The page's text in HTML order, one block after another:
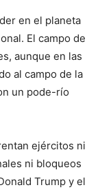
en el planeta
El campo de
aunque en las
al campo de la
un pode-río
ejércitos ni
ni bloqueos
Trump y el